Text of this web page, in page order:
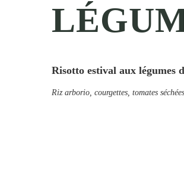
Risotto estival aux légumes
Riz arborio, courgettes, tomates